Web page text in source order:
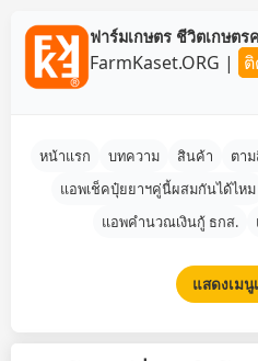
ฟาร์มเกษตร ชีวิตเกษตร
FarmKaset.ORG |
หน้าแรก บทความ สินค้า ตา
แอพเช็คปุ๋ยยาฯคู่นี้ผสมกันได้ไหม
แอพคำนวณเงินกู้ ธกส.
แสดงเม